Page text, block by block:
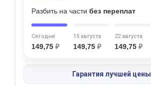
Разбить на части без переплат
Сегодня
149,75 ₽
15 августа
149,75 ₽
22 августа
149,75 ₽
Гарантия лучшей цены
Подробнее